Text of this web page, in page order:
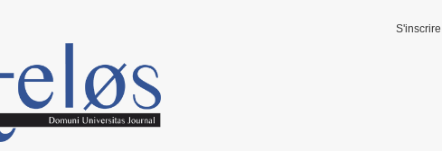
Position on Usury.
S'inscrire